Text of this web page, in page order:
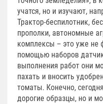
учатся, но и изучают,
Трактор-беспилотник,
прополки, автономные
комплексы – это уже не
помощью наборов
выполнения работ они
пахать и вносить
томаты. Конечно,
дорогие образцы, но и